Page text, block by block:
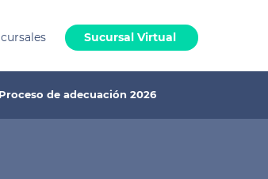
Sucursal Virtual
Proceso de adecuación 2026